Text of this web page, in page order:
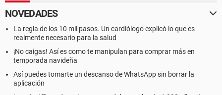
NOVEDADES
La regla de los 10 mil pasos. Un cardiólogo explicó lo que es
realmente necesario para la salud
¡No caigas! Así es como te manipulan para comprar más en
temporada navideña
Así puedes tomarte un descanso de WhatsApp sin borrar la
aplicación